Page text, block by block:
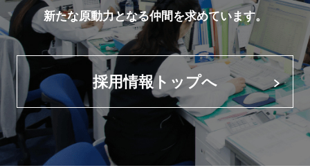
新たな原動力となる仲間を求めています。
採用情報トップへ